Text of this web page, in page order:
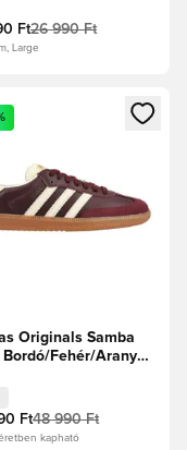
Ft26 990 Ft
Large
vagy a tagként
egy modált a
Originals Samba
Bordó/Fehér/Arany
Ft48 990 Ft
kapható